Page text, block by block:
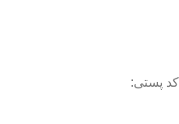
کد پستی: